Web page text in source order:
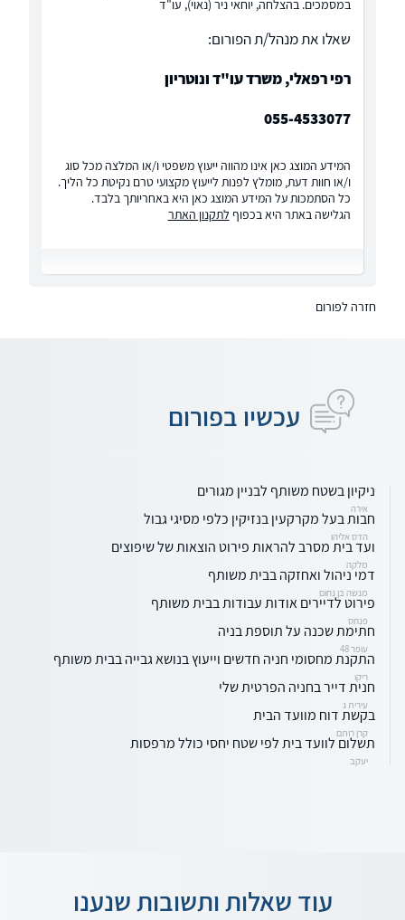
במסמכים. בהצלחה, יוחאי ניר (נאוי), עו"ד
שאלו את מנהל/ת הפורום:
רפי רפאלי, משרד עו"ד ונוטריון
055-4533077
המידע המוצג כאן אינו מהווה ייעוץ משפטי ו/או המלצה מכל סוג
ו/או חוות דעת, מומלץ לפנות לייעוץ מקצועי טרם נקיטת כל הליך.
כל הסתמכות על המידע המוצג כאן היא באחריותך בלבד.
הגלישה באתר היא בכפוף לתקנון האתר
חזרה לפורום
עכשיו בפורום
ניקיון בשטח משותף לבניין מגורים
אירה
חבות בעל מקרקעין בנזיקין כלפי מסיגי גבול
הדס אליהו
ועד בית מסרב להראות פירוט הוצאות של שיפוצים
מלקה
דמי ניהול ואחזקה בבית משותף
מנשה בן נחום
פירוט לדיירים אודות עבודות בבית משותף
פנחס
חתימת שכנה על תוספת בניה
עופר 48
התקנת מחסומי חניה חדשים וייעוץ בנושא גבייה בבית משותף
ריקו
חנית דייר בחניה הפרטית שלי
עירית ג
בקשת דוח מוועד הבית
קרן רותם
תשלום לוועד בית לפי שטח יחסי כולל מרפסות
יעקב
עוד שאלות ותשובות שנענו